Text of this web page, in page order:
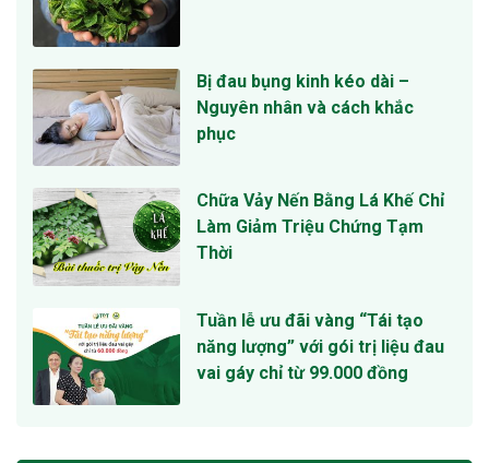
Bị đau bụng kinh kéo dài –
Nguyên nhân và cách khắc
phục
Chữa Vảy Nến Bằng Lá Khế Chỉ
Làm Giảm Triệu Chứng Tạm
Thời
Tuần lễ ưu đãi vàng “Tái tạo
năng lượng” với gói trị liệu đau
vai gáy chỉ từ 99.000 đồng